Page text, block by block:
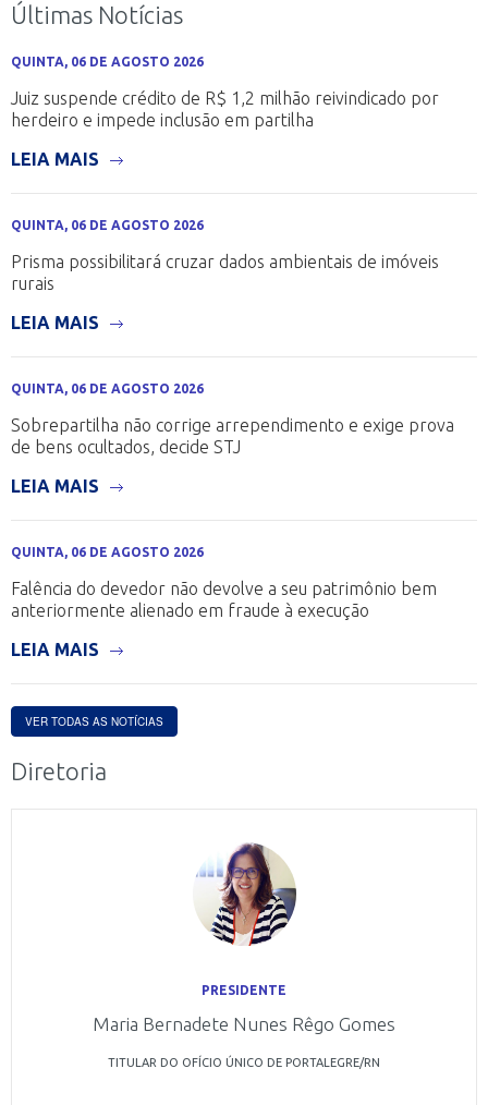
Últimas Notícias
QUINTA, 06 DE AGOSTO 2026
Juiz suspende crédito de R$ 1,2 milhão reivindicado por
herdeiro e impede inclusão em partilha
LEIA MAIS
QUINTA, 06 DE AGOSTO 2026
Prisma possibilitará cruzar dados ambientais de imóveis
rurais
LEIA MAIS
QUINTA, 06 DE AGOSTO 2026
Sobrepartilha não corrige arrependimento e exige prova
de bens ocultados, decide STJ
LEIA MAIS
QUINTA, 06 DE AGOSTO 2026
Falência do devedor não devolve a seu patrimônio bem
anteriormente alienado em fraude à execução
LEIA MAIS
VER TODAS AS NOTÍCIAS
Diretoria
PRESIDENTE
Maria Bernadete Nunes Rêgo Gomes
TITULAR DO OFÍCIO ÚNICO DE PORTALEGRE/RN